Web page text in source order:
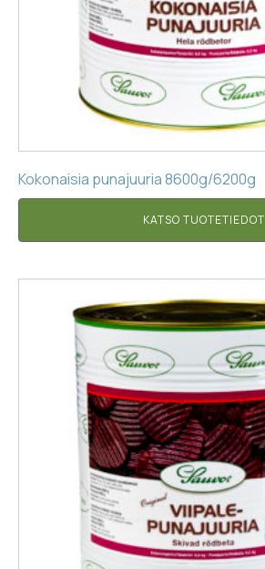
Kokonaisia punajuuria 8600g/6200g
KATSO TUOTETIEDOT